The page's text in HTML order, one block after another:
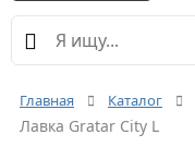
Главная Каталог
Лавка Gratar City L